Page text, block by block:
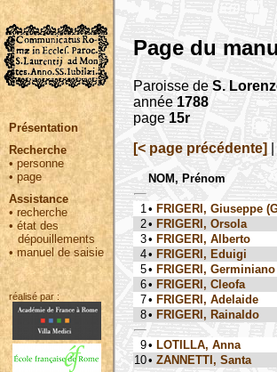
Présentation
Recherche
• personne
•page
Assistance
• recherche
•état des
dépouillements
•manuel de saisie
réalisé par :
Page du
Paroisse de S.
année 1788
page 15r
[< page précédente]
NOM, Prénom
1 • FRIGERI, Giuseppe
2• FRIGERI, Orsola
3• FRIGERI, Alberto
4• FRIGERI, Eduigi
5• FRIGERI, Germiniano
6• FRIGERI, Cleofa
7• FRIGERI, Adelaide
8• FRIGERI, Rainaldo
9• LOTILLA, Anna
10• ZANNETTI, Santa